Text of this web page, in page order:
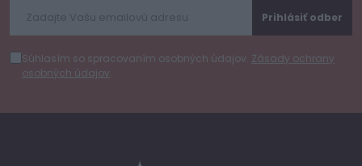
Súhlasím so spracovaním osobných údajov. Zásady ochrany
osobných údajov.
Prihlásiť odber